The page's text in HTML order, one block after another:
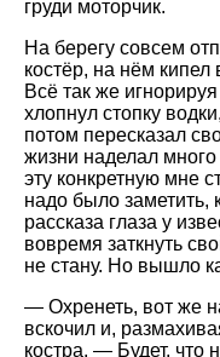
груди моторчик.
На берегу совсем
костёр, на нём
Всё так же
хлопнул стопку
потом пересказал
жизни наделал много
эту конкретную мне
надо было заметить,
рассказа глаза у
вовремя заткнуть
не стану. Но вышло
— Охренеть, вот же
вскочил и,
костра. — Будет, что